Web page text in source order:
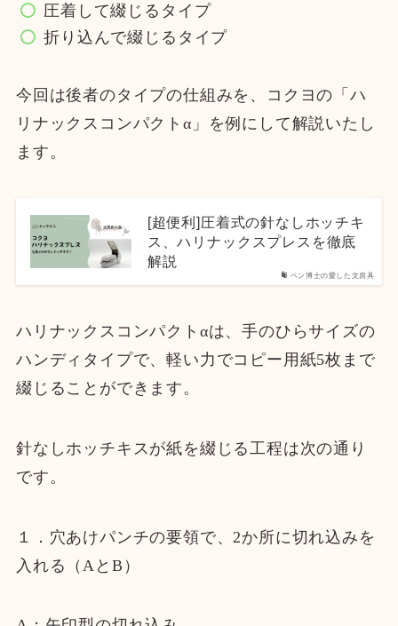
圧着して綴じるタイプ
折り込んで綴じるタイプ
今回は後者のタイプの仕組みを、コクヨの「ハ
リナックスコンパクトα」を例にして解説いたし
ます。
ペン博士の愛した文房具
[超便利]圧着式の針なしホッチキ
ス、ハリナックスプレスを徹底
解説
ハリナックスコンパクトαは、手のひらサイズの
ハンディタイプで、軽い力でコピー用紙5枚まで
綴じることができます。
針なしホッチキスが紙を綴じる工程は次の通り
です。
１．穴あけパンチの要領で、2か所に切れ込みを
入れる（AとB）